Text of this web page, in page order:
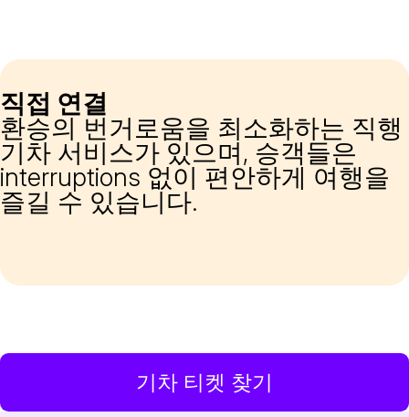
직접 연결
환승의 번거로움을 최소화하는 직행
기차 서비스가 있으며, 승객들은
interruptions 없이 편안하게 여행을
즐길 수 있습니다.
기차 티켓 찾기